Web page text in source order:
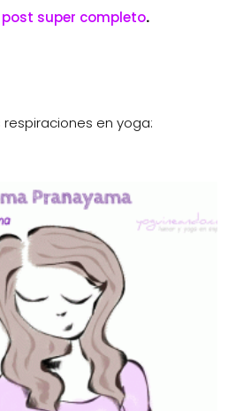
post super completo.
respiraciones en yoga: